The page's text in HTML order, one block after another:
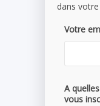
dans
Votre
A
vous